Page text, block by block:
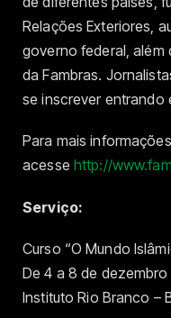
Relações Exteriores,
governo federal, além
da Fambras.
se inscrever entrando
Para mais
acesse http://
Serviço:
Curso “O Mundo
De 4 a 8 de dezembro
Instituto Rio Branco –